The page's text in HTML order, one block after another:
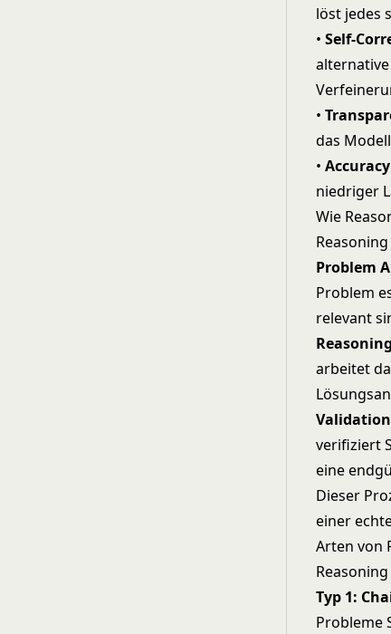
löst jedes
•Self-
•
das
•
niedriger
Wie
Problem
Problem
relevant
arbeitet
verifiziert
eine
Dieser
einer
Arten von
Typ 1:
Probleme